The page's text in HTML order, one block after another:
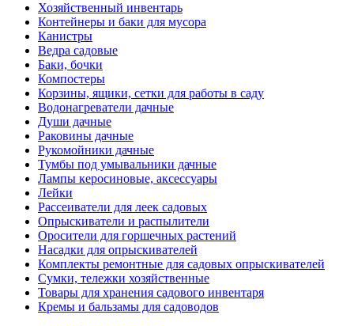
Хозяйственный инвентарь
Контейнеры и баки для мусора
Канистры
Ведра садовые
Баки, бочки
Компостеры
Корзины, ящики, сетки для работы в саду
Водонагреватели дачные
Души дачные
Раковины дачные
Рукомойники дачные
Тумбы под умывальники дачные
Лампы керосиновые, аксессуары
Лейки
Рассеиватели для леек садовых
Опрыскиватели и распылители
Оросители для горшечных растений
Насадки для опрыскивателей
Комплекты ремонтные для садовых опрыскивателей
Сумки, тележки хозяйственные
Товары для хранения садового инвентаря
Кремы и бальзамы для садоводов